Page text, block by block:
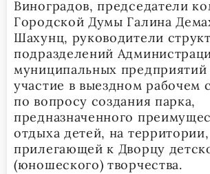
Виноградов, председатели
Городской Думы Галина
Шахунц, руководители
подразделений
муниципальных
участие в выездном рабочем
по вопросу создания парка,
предназначенного
отдыха детей, на территории,
прилегающей к Дворцу
(юношеского) творчества.